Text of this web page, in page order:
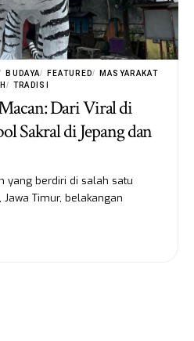
BUDAYA FEATURED
MASYARAKAT
TRADISI
Dari Viral di
Sakral di Jepang dan
yang berdiri di salah satu
Timur, belakangan